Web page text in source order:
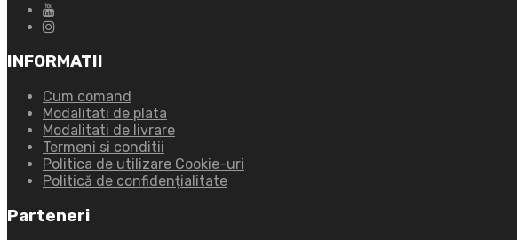
INFORMATII
Cum comand
Modalitati de plata
Modalitati de livrare
Termeni si conditii
Politica de utilizare Cookie-uri
Politică de confidențialitate
Parteneri